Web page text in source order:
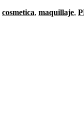
cosmetica, maquillaje,